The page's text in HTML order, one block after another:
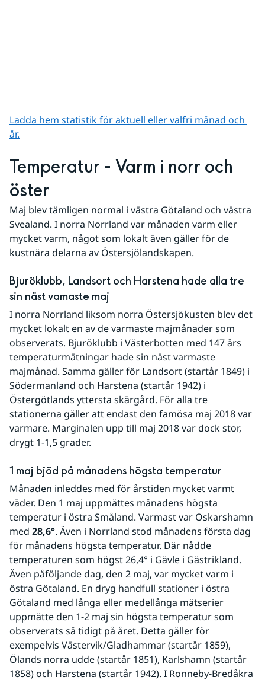
Ladda hem statistik för aktuell eller valfri månad och
år.
Temperatur - Varm i norr och
öster
Maj blev tämligen normal i västra Götaland och västra
Svealand. I norra Norrland var månaden varm eller
mycket varm, något som lokalt även gäller för de
kustnära delarna av Östersjölandskapen.
Bjuröklubb, Landsort och Harstena hade alla tre
sin näst vamaste maj
I norra Norrland liksom norra Östersjökusten blev det
mycket lokalt en av de varmaste majmånader som
observerats. Bjuröklubb i Västerbotten med 147 års
temperaturmätningar hade sin näst varmaste
majmånad. Samma gäller för Landsort (startår 1849) i
Södermanland och Harstena (startår 1942) i
Östergötlands yttersta skärgård. För alla tre
stationerna gäller att endast den famösa maj 2018 var
varmare. Marginalen upp till maj 2018 var dock stor,
drygt 1-1,5 grader.
1 maj bjöd på månadens högsta temperatur
Månaden inleddes med för årstiden mycket varmt
väder. Den 1 maj uppmättes månadens högsta
temperatur i östra Småland. Varmast var Oskarshamn
med 28,6°. Även i Norrland stod månadens första dag
för månadens högsta temperatur. Där nådde
temperaturen som högst 26,4° i Gävle i Gästrikland.
Även påföljande dag, den 2 maj, var mycket varm i
östra Götaland. En dryg handfull stationer i östra
Götaland med långa eller medellånga mätserier
uppmätte den 1-2 maj sin högsta temperatur som
observerats så tidigt på året. Detta gäller för
exempelvis Västervik/Gladhammar (startår 1859),
Ölands norra udde (startår 1851), Karlshamn (startår
1858) och Harstena (startår 1942). I Ronneby-Bredåkra